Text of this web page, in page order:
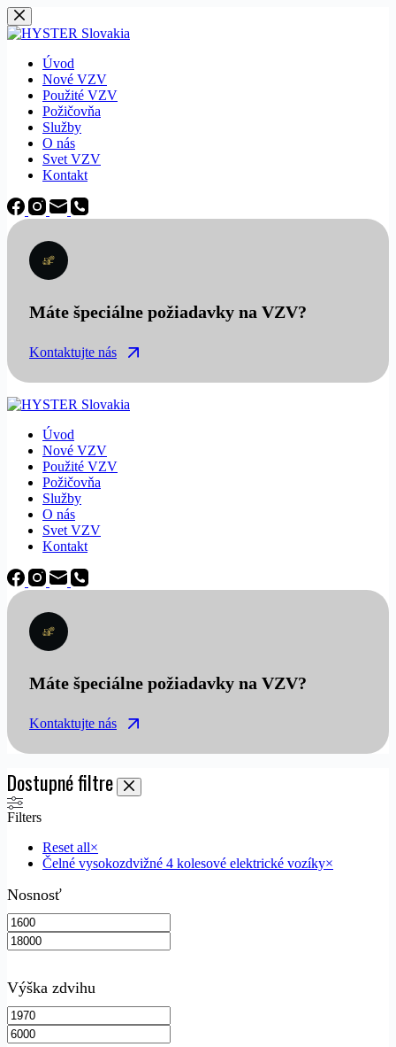
Späť
na
Úvod
Nové VZV
Použité VZV
Požičovňa
Služby
O nás
Svet VZV
Kontakt
Máte špeciálne požiadavky na VZV?
Kontaktujte nás
Úvod
Nové VZV
Použité VZV
Požičovňa
Služby
O nás
Svet VZV
Kontakt
Máte špeciálne požiadavky na VZV?
Kontaktujte nás
Dostupné filtre
Filters
Reset all×
Čelné vysokozdvižné 4 kolesové elektrické vozíky×
Nosnosť
Výška zdvihu